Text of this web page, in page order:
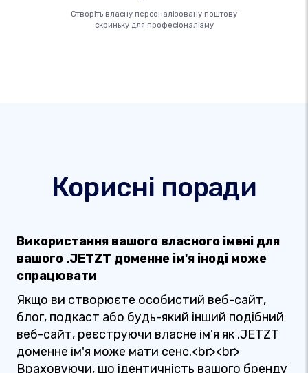
Створіть власну персоналізовану поштову
скриньку для професіоналізму
Корисні поради
Використання вашого власного імені для
вашого .JETZT доменне ім'я іноді може
спрацювати
Якщо ви створюєте особистий веб-сайт,
блог, подкаст або будь-який інший подібний
веб-сайт, реєструючи власне ім'я як .JETZT
доменне ім'я може мати сенс.<br><br>
Враховуючи, що ідентичність вашого бренду